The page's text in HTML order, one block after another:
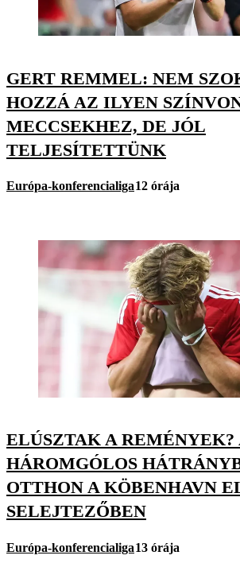
GERT REMMEL: NEM
HOZZÁ AZ ILYEN
MECCSEKHEZ, DE JÓL
TELJESÍTETTÜNK
Európa-konferencialiga12 órája
ELÚSZTAK A REMÉNYEK?
HÁROMGÓLOS
OTTHON A KÖBENHAVN
SELEJTEZŐBEN
Európa-konferencialiga13 órája